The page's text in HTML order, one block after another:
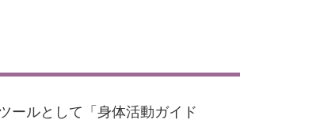
ールとして「身体活動ガイド